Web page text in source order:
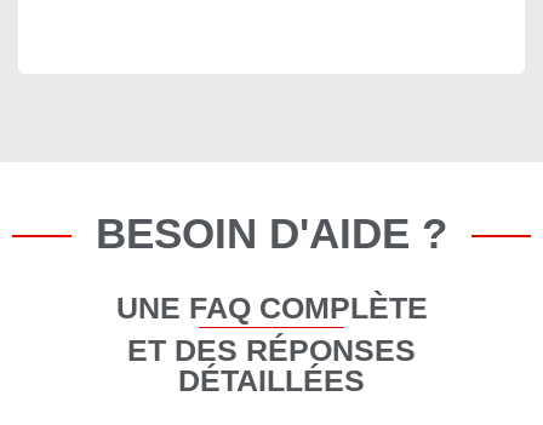
BESOIN D'AIDE ?
UNE FAQ COMPLÈTE
ET DES RÉPONSES
DÉTAILLÉES